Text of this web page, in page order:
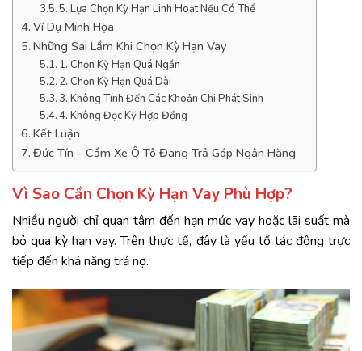
5. Lựa Chọn Kỳ Hạn Linh Hoạt Nếu Có Thể
Ví Dụ Minh Họa
Những Sai Lầm Khi Chọn Kỳ Hạn Vay
1. Chọn Kỳ Hạn Quá Ngắn
2. Chọn Kỳ Hạn Quá Dài
3. Không Tính Đến Các Khoản Chi Phát Sinh
4. Không Đọc Kỹ Hợp Đồng
Kết Luận
Đức Tín – Cầm Xe Ô Tô Đang Trả Góp Ngân Hàng
Vì Sao Cần Chọn Kỳ Hạn Vay Phù Hợp?
Nhiều người chỉ quan tâm đến hạn mức vay hoặc lãi suất mà
bỏ qua kỳ hạn vay. Trên thực tế, đây là yếu tố tác động trực
tiếp đến khả năng trả nợ.